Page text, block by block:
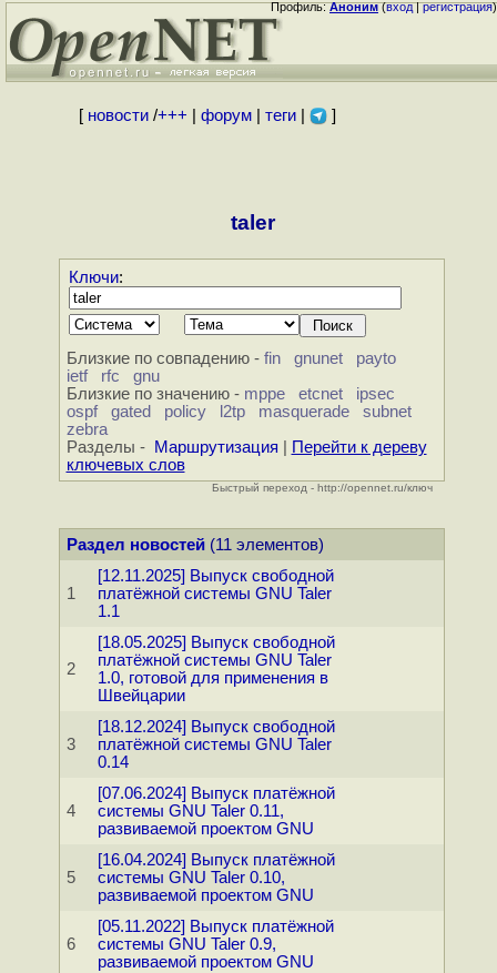
Профиль:Аноним(вход|регистрация)
[ новости/+++ форум| теги| ]
taler
Ключи:
Близкие по совпадению - fin gnunet
payto
ietf
rfc
gnu
Близкие по значению - mppe etcnet
ipsec
ospf
gated policy l2tp masquerade
subnet
zebra
Разделы -
Маршрутизация
Перейти к дереву
ключевых слов
Быстрый переход - http://opennet.ru/ключ
Раздел новостей(11 элементов)
1
[12.11.2025] Выпуск свободной
платёжной системы GNU Taler
1.1
2
[18.05.2025] Выпуск свободной
платёжной системы GNU Taler
1.0, готовой для применения в
Швейцарии
3
[18.12.2024] Выпуск свободной
платёжной системы GNU Taler
0.14
4
[07.06.2024] Выпуск платёжной
системы GNU Taler 0.11,
развиваемой проектом GNU
5
[16.04.2024] Выпуск платёжной
системы GNU Taler 0.10,
развиваемой проектом GNU
6
[05.11.2022] Выпуск платёжной
системы GNU Taler 0.9,
развиваемой проектом GNU